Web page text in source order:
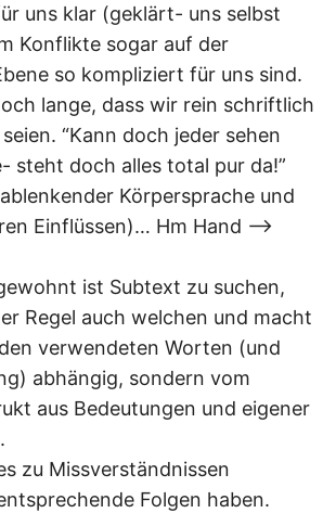
uns klar (geklärt- uns selbst
Konflikte sogar auf der
so kompliziert für uns sind.
lange, dass wir rein schriftlich
“Kann doch jeder sehen
steht doch alles total pur da!”
Körpersprache und
Einflüssen)… Hm Hand —->
ist Subtext zu suchen,
Regel auch welchen und macht
verwendeten Worten (und
abhängig, sondern vom
aus Bedeutungen und eigener
zu Missverständnissen
Folgen haben.